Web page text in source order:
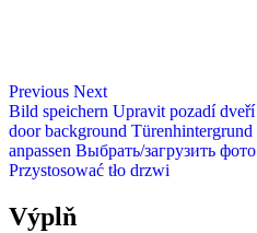
Previous Next
Bild speichern Upravit pozadí dveří
door background Türenhintergrund
anpassen Выбрать/загрузить фото
Przystosować tło drzwi
Výplň